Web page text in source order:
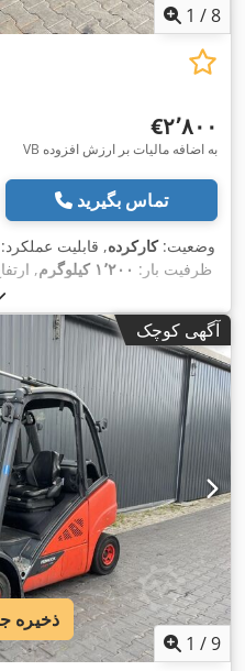
1 /8
‎€۲٬۸۰۰
VB به اضافه مالیات بر ارزش افزوده
تماس بگیرید
وضعیت:کارکرده, قابلیت
, ظرفیت بار: ۱٬۲۰۰ کیلوگرم
,
نوع دکل:دوپلکس, ارتفاع
آگهی کوچک
1 /9
ذخیره